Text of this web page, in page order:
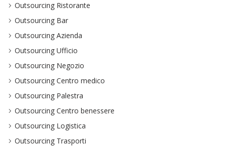
Outsourcing Ristorante
Outsourcing Bar
Outsourcing Azienda
Outsourcing Ufficio
Outsourcing Negozio
Outsourcing Centro medico
Outsourcing Palestra
Outsourcing Centro benessere
Outsourcing Logistica
Outsourcing Trasporti